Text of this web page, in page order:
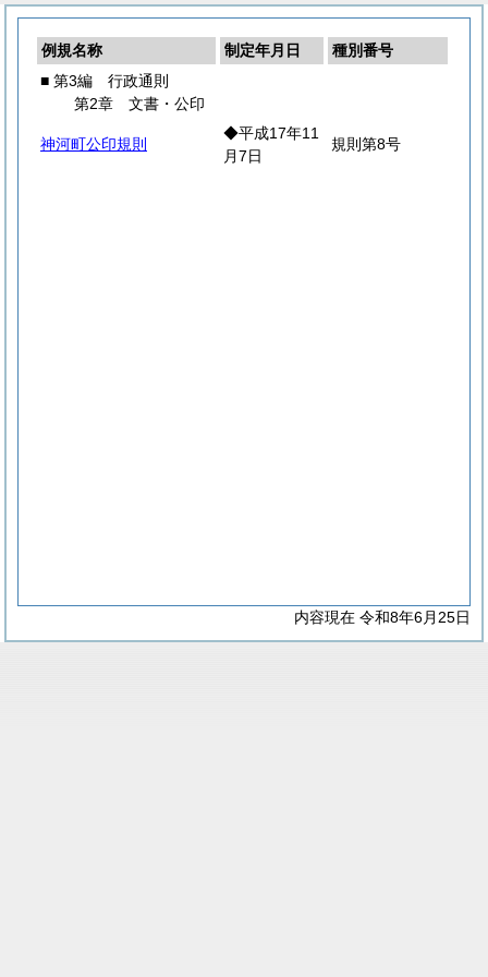
例規名称 制定年月日
種別番号
■ 第3編 行政通則
第2章 文書・公印
神河町公印規則
◆平成17年11
月7日
規則第8号
内容現在 令和8年6月25日